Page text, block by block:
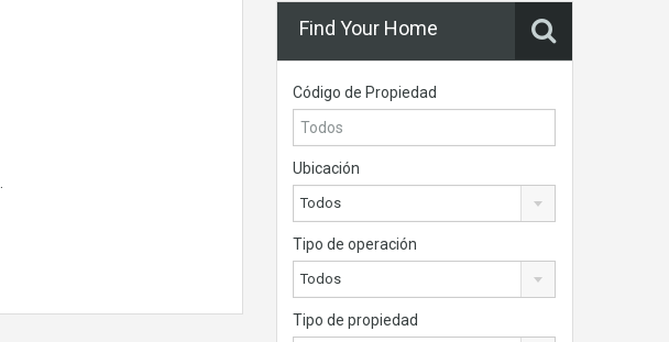
Find Your Home
Código de Propiedad
Ubicación
Todos
Tipo de operación
Todos
Tipo de propiedad